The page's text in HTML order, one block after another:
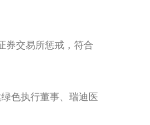
券交易所惩戒，符合
色执行董事、瑞迪医